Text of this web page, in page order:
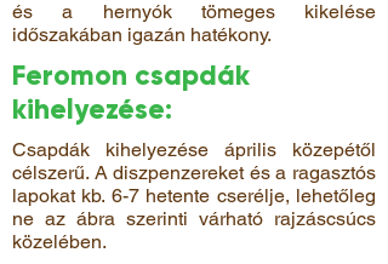
és a hernyók tömeges kikelése
időszakában igazán hatékony.
Feromon csapdák
kihelyezése:
Csapdák kihelyezése április közepétől
célszerű. A diszpenzereket és a ragasztós
lapokat kb. 6-7 hetente cserélje, lehetőleg
ne az ábra szerinti várható rajzáscsúcs
közelében.